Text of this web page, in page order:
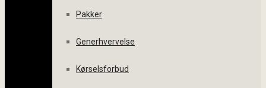
Pakker
Generhvervelse
Kørselsforbud